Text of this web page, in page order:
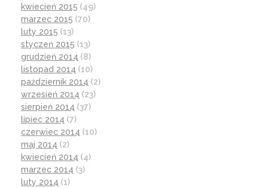
kwiecień 2015 (49)
marzec 2015 (70)
luty 2015 (13)
styczeń 2015 (13)
grudzień 2014 (8)
listopad 2014 (10)
październik 2014 (2)
wrzesień 2014 (23)
sierpień 2014 (37)
lipiec 2014 (7)
czerwiec 2014 (10)
maj 2014 (2)
kwiecień 2014 (4)
marzec 2014 (3)
luty 2014 (1)